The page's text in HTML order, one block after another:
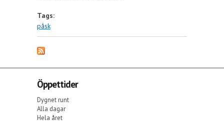
Tags:
påsk
Öppettider
Dygnet runt
Alla dagar
Hela året